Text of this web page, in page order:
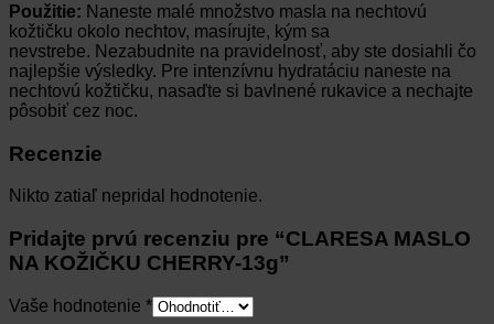
Použitie: Naneste malé množstvo masla na nechtovú
kožtičku okolo nechtov, masírujte, kým sa
nevstrebe. Nezabudnite na pravidelnosť, aby ste dosiahli čo
najlepšie výsledky. Pre intenzívnu hydratáciu naneste na
nechtovú kožtičku, nasaďte si bavlnené rukavice a nechajte
pôsobiť cez noc.
Recenzie
Nikto zatiaľ nepridal hodnotenie.
Pridajte prvú recenziu pre “CLARESA MASLO
NA KOŽIČKU CHERRY-13g”
Vaše hodnotenie *